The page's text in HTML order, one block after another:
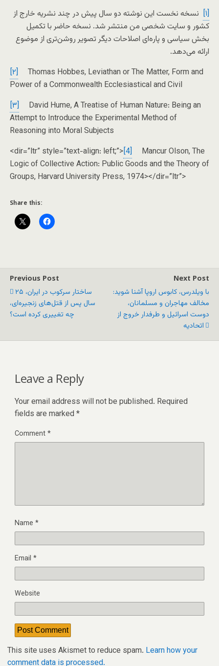
[۱]
نسخه نخست این نوشته دو سال پیش در چند نشریه خارج از
کشور و سایت شخصی من منتشر شد. نسخه حاضر با تکمیل
بخش سیاسی و پاره‌ای اصلاحات دیگر تصویر روشن‌تری از موضوع
ارائه می‌دهد.
[۲] Thomas Hobbes, Leviathan or The Matter, Form and
Power of a Commonwealth Ecclesiastical and Civil
[۳] David Hume, A Treatise of Human Nature: Being an
Attempt to Introduce the Experimental Method of
Reasoning into Moral Subjects
<dir=”ltr” style=”text-align: left;”>[4] Mancur Olson, The
Logic of Collective Action: Public Goods and the Theory of
Groups, Harvard University Press, 1974></dir=”ltr”>
Share this:
Previous Post
ساختار سرکوب در ایران، ۲۵
سال پس از قتل‌های زنجیره‌ای،
چه تغییری کرده است؟
Next Post
با ویلدرس، کابوس اروپا آشنا شوید:
مخالف مهاجران و مسلمانان،
دوست اسرائیل و طرفدار خروج از
اتحادیه
Leave a Reply
Your email address will not be published. Required
fields are marked *
Comment*
Name *
Email *
Website
This site uses Akismet to reduce spam. Learn how your
comment data is processed.